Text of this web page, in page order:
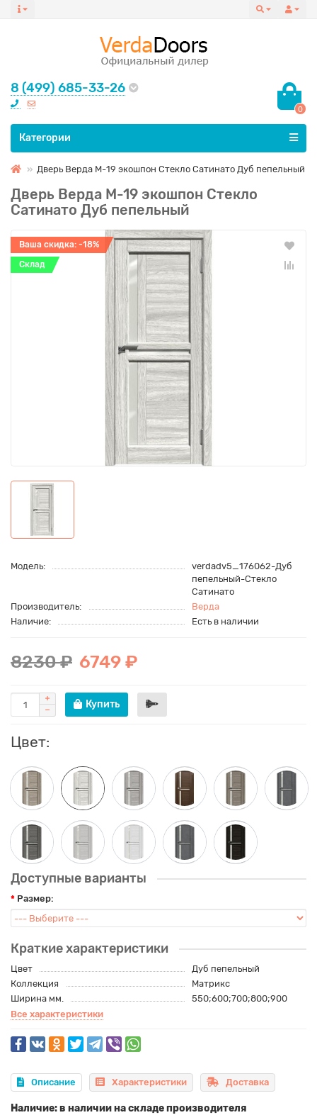
8 (499) 685-33-26
0
Все категории
Категории
Дверь Верда М-19 экошпон Стекло Сатинато Дуб пепельный
Дверь Верда М-19 экошпон Стекло
Сатинато Дуб пепельный
Ваша скидка: -18%
Склад
Модель:
verdadv5_176062-Дуб
пепельный-Стекло
Сатинато
Производитель:
Верда
Наличие:
Есть в наличии
8230 ₽ 6749 ₽
Купить
Цвет:
Доступные варианты
Размер:
Краткие характеристики
Цвет
Дуб пепельный
Коллекция
Матрикс
Ширина мм.
550;600;700;800;900
Все характеристики
Описание Характеристики Доставка
Наличие: в наличии на складе производителя